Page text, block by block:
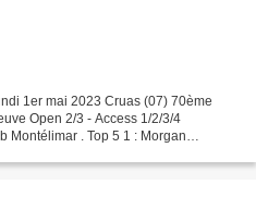
Open 2/3 - Access 1/2/3/4
Montélimar . Top 5 1 : Morgan